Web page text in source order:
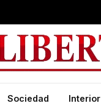
Sociedad Interior